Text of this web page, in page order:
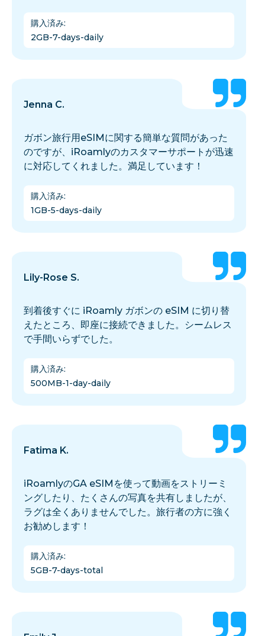
購入済み:
2GB-7-days-daily
Jenna C.
ガボン旅行用eSIMに関する簡単な質問があった
のですが、iRoamlyのカスタマーサポートが迅速
に対応してくれました。満足しています！
購入済み:
1GB-5-days-daily
Lily-Rose S.
到着後すぐに iRoamly ガボンの eSIM に切り替
えたところ、即座に接続できました。シームレス
で手間いらずでした。
購入済み:
500MB-1-day-daily
Fatima K.
iRoamlyのGA eSIMを使って動画をストリーミ
ングしたり、たくさんの写真を共有しましたが、
ラグは全くありませんでした。旅行者の方に強く
お勧めします！
購入済み:
5GB-7-days-total